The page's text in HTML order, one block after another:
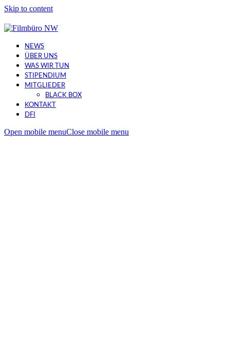
Skip to content
NEWS
ÜBER UNS
WAS WIR TUN
STIPENDIUM
MITGLIEDER
BLACK BOX
KONTAKT
DFI
Open mobile menuClose mobile menu